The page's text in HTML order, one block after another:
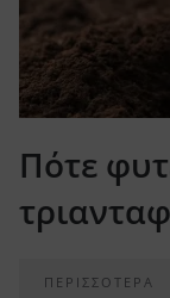
Πότε
ΠΕΡΙΣΣΟΤΕΡΑ